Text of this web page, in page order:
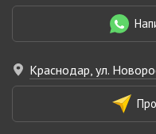
Краснодар, ул.